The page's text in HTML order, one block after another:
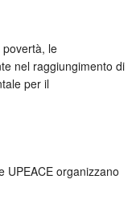
le
nel raggiungimento di
per il
UPEACE organizzano